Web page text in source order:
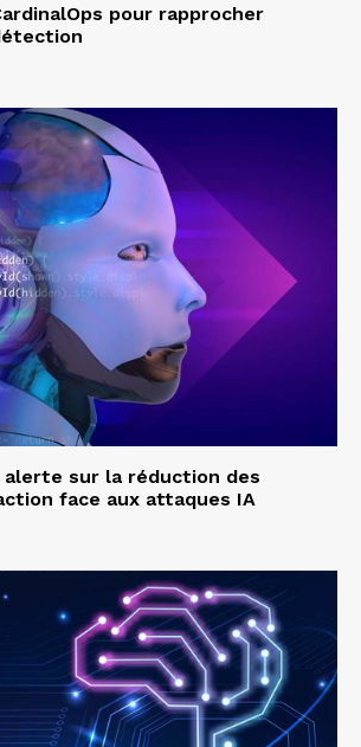
pour rapprocher
sur la réduction des
face aux attaques IA